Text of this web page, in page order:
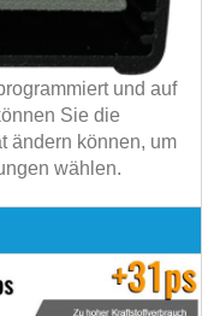
und auf
Sie die
ändern können, um
wählen.